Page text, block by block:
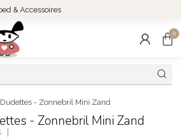
& Accessoires
0
- Zonnebril Mini Zand
- Zonnebril Mini Zand